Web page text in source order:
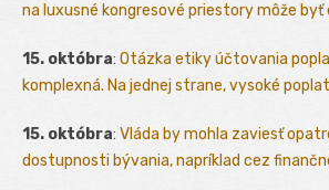
na luxusné kongresové priestory môže byť
15. októbra: Otázka etiky účtovania
komplexná. Na jednej strane, vysoké
15. októbra: Vláda by mohla zaviesť
dostupnosti bývania, napríklad cez